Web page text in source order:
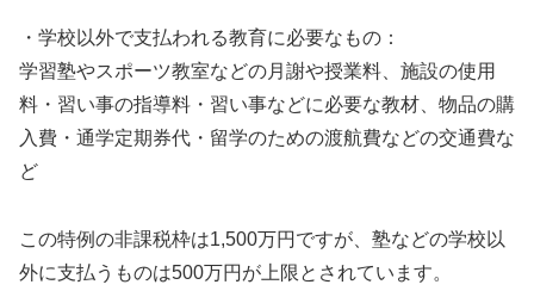
・学校以外で支払われる教育に必要なもの：
学習塾やスポーツ教室などの月謝や授業料、施設の使用
料・習い事の指導料・習い事などに必要な教材、物品の購
入費・通学定期券代・留学のための渡航費などの交通費な
ど
この特例の非課税枠は1,500万円ですが、塾などの学校以
外に支払うものは500万円が上限とされています。